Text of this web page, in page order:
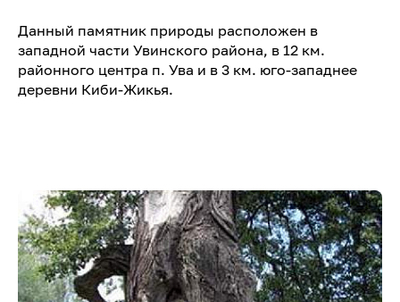
Данный памятник природы расположен в
западной части Увинского района, в 12 км.
районного центра п. Ува и в 3 км. юго-западнее
деревни Киби-Жикья.